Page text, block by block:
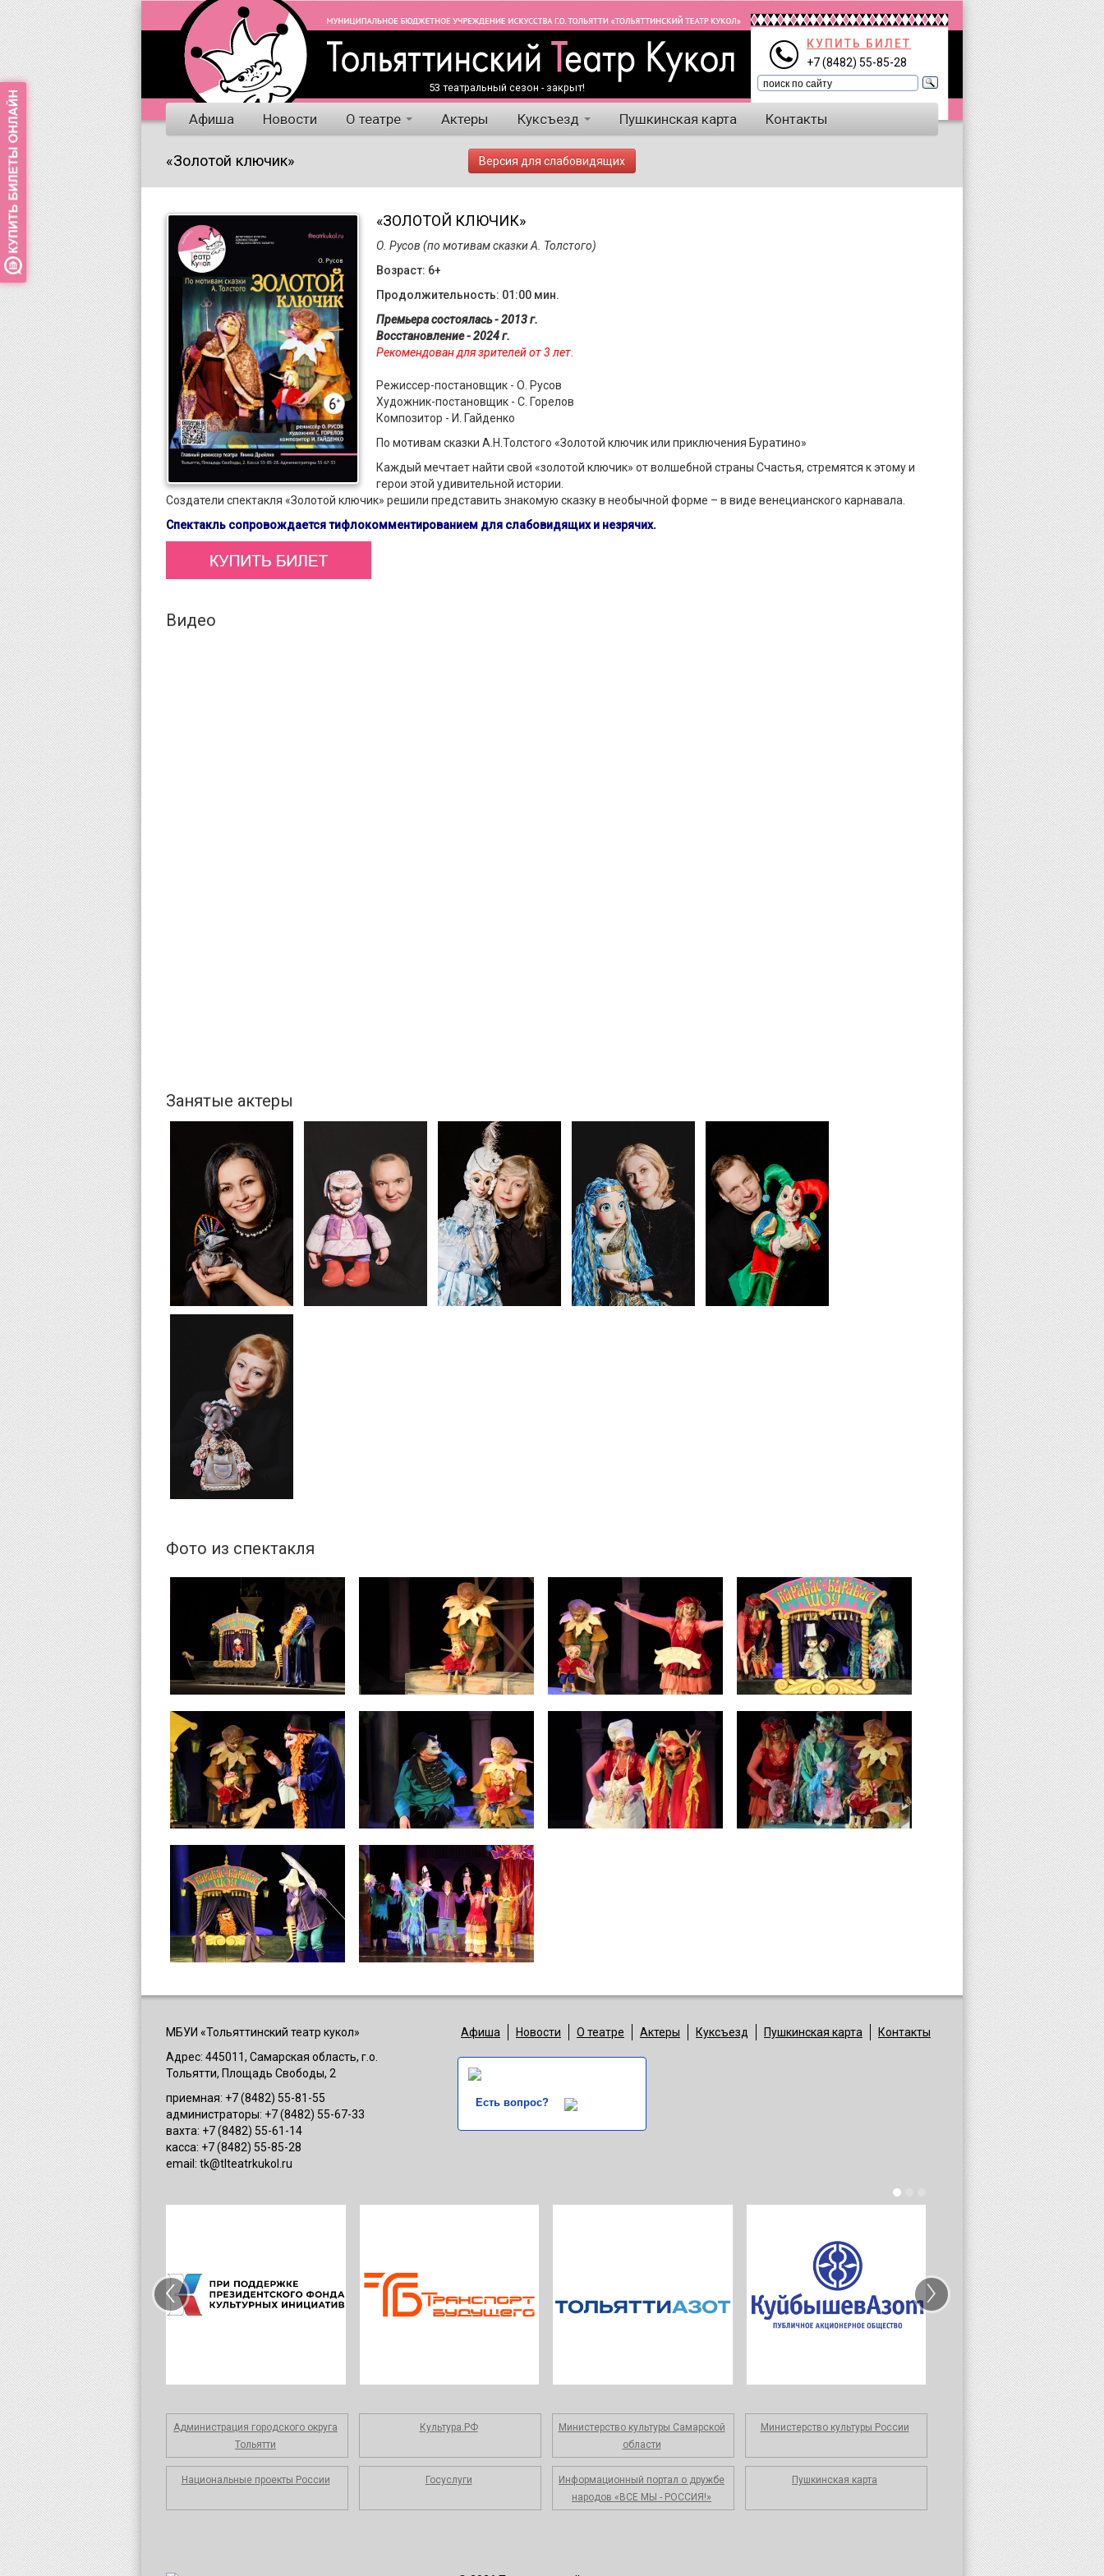
53 театральный сезон - закрыт!
КУПИТЬ БИЛЕТ
+7 (8482) 55-85-28
Афиша Новости О театре Актеры Куксъезд Пушкинская карта Контакты
«Золотой ключик» Версия для слабовидящих
«ЗОЛОТОЙ КЛЮЧИК»
О. Русов (по мотивам сказки А. Толстого)
Возраст: 6+
Продолжительность: 01:00 мин.
Премьера состоялась - 2013 г.
Восстановление - 2024 г.
Рекомендован для зрителей от 3 лет.
Режиссер-постановщик - О. Русов
Художник-постановщик - С. Горелов
Композитор - И. Гайденко
По мотивам сказки А.Н.Толстого «Золотой ключик или приключения Буратино»
Каждый мечтает найти свой «золотой ключик» от волшебной страны Счастья, стремятся к этому и
герои этой удивительной истории.
Создатели спектакля «Золотой ключик» решили представить знакомую сказку в необычной форме – в виде венецианского карнавала.
Спектакль сопровождается тифлокомментированием для слабовидящих и незрячих.
Видео
Занятые актеры
Фото из спектакля
МБУИ «Тольяттинский театр кукол»
Адрес: 445011, Самарская область, г.о.
Тольятти, Площадь Свободы, 2
приемная: +7 (8482) 55-81-55
администраторы: +7 (8482) 55-67-33
вахта: +7 (8482) 55-61-14
касса: +7 (8482) 55-85-28
email: tk@tlteatrkukol.ru
Афиша Новости О театре Актеры Куксъезд Пушкинская карта Контакты
Есть вопрос?
‹ ›
Администрация городского округа
Тольятти
Культура.РФ
Министерство культуры Самарской
области
Министерство культуры России
Национальные проекты России Госуслуги
Информационный портал о дружбе
народов «ВСЕ МЫ - РОССИЯ!»
Пушкинская карта